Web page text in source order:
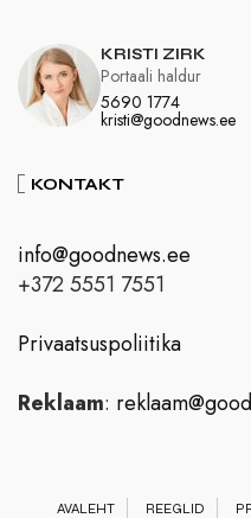
KRISTI ZIRK
5690 1774
kristi@goodnews.ee
Portaali haldur
KONTAKT
info@goodnews.ee
+372 5551 7551
Privaatsuspoliitika
Reklaam:
AVALEHT REEGLID